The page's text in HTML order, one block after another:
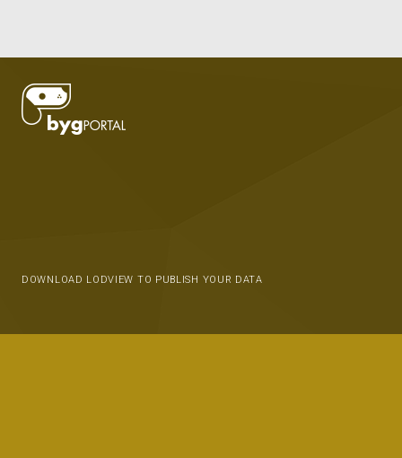
DOWNLOAD LODVIEW TO PUBLISH YOUR DATA